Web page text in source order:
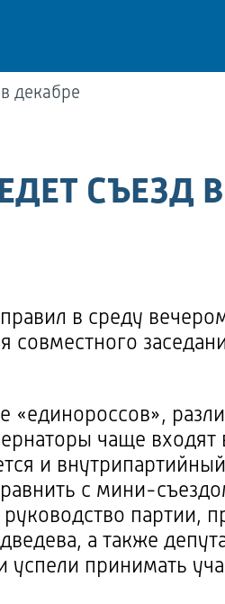
декабре
СЪЕЗД
в среду
совместного
«единороссов»,
чаще
и
с мини-
партии,
а также
принимать